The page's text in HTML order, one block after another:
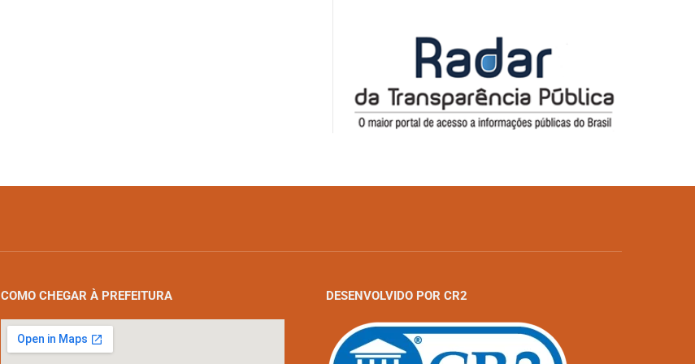
COMO CHEGAR À PREFEITURA DESENVOLVIDO POR CR2